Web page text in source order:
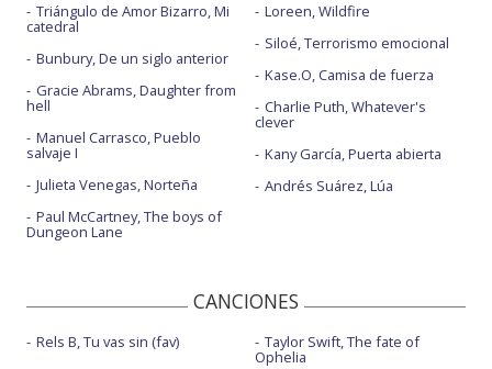
Triángulo de Amor Bizarro, Mi
catedral
Bunbury, De un siglo anterior
Gracie Abrams, Daughter from
hell
Manuel Carrasco, Pueblo
salvaje I
Julieta Venegas, Norteña
Paul McCartney, The boys of
Dungeon Lane
Loreen, Wildfire
Siloé, Terrorismo emocional
Kase.O, Camisa de fuerza
Charlie Puth, Whatever's
clever
Kany García, Puerta abierta
Andrés Suárez, Lúa
CANCIONES
Rels B, Tu vas sin (fav) Taylor Swift, The fate of
Ophelia